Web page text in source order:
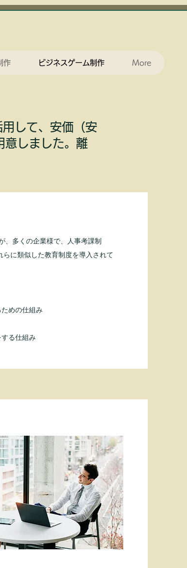
作 ビジネスゲーム制作 More
して、安価（安
意しました。離
、多くの企業様で、人事考課制
らに類似した教育制度を導入されて
の仕組み
る仕組み